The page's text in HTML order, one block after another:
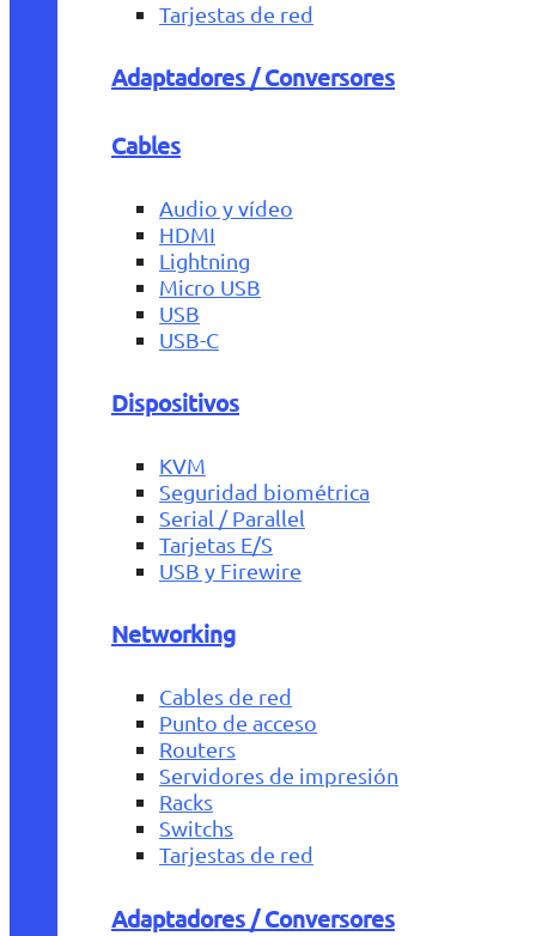
Tarjestas de red
Adaptadores / Conversores
Cables
Audio y vídeo
HDMI
Lightning
Micro USB
USB
USB-C
Dispositivos
KVM
Seguridad biométrica
Serial / Parallel
Tarjetas E/S
USB y Firewire
Networking
Cables de red
Punto de acceso
Routers
Servidores de impresión
Racks
Switchs
Tarjestas de red
Adaptadores / Conversores